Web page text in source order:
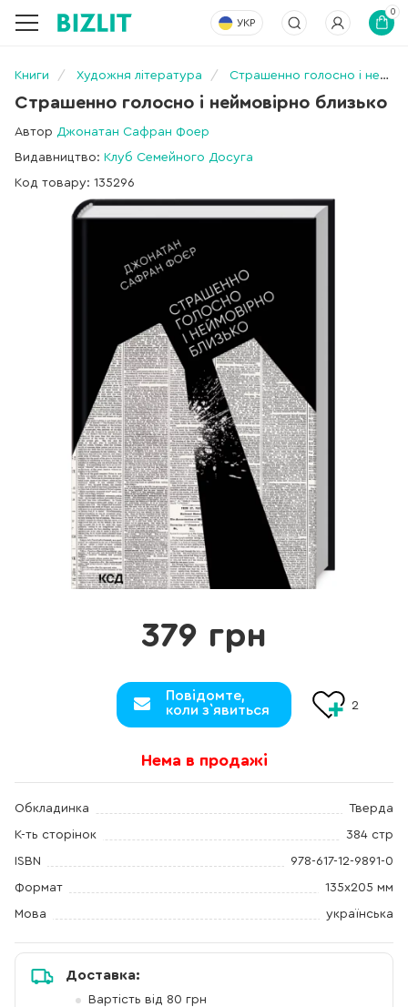
УКР
0
Книги Художня література Страшенно голосно і неймовірно близько
Страшенно голосно і неймовірно близько
Автор Джонатан Сафран Фоер
Видавництво: Клуб Семейного Досуга
Код товару: 135296
379 грн
Повідомте,
коли з`явиться
2
Нема в продажі
Обкладинка Тверда
К-ть сторінок 384 стр
ISBN 978-617-12-9891-0
Формат 135х205 мм
Мова українська
Доставка:
Вартість від 80 грн